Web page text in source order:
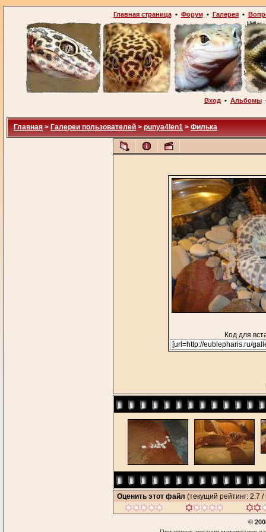
Главная страница• Форум• Галерея•
Вход • Альбомы
Главная > Галереи пользователей > punya4len1 > Филька
Код для
Оценить этот файл (текущий рейтинг: 2.7 /
©